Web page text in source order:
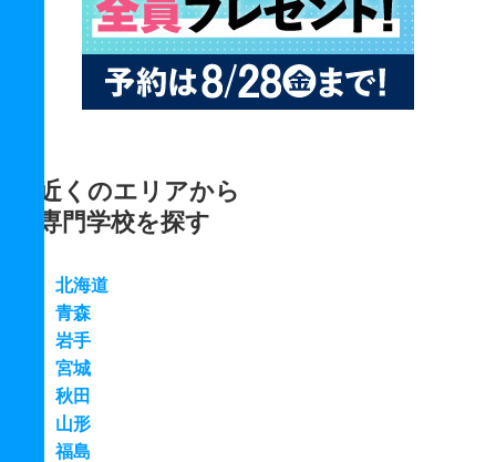
近くのエリアから
専門学校を探す
北海道
青森
岩手
宮城
秋田
山形
福島